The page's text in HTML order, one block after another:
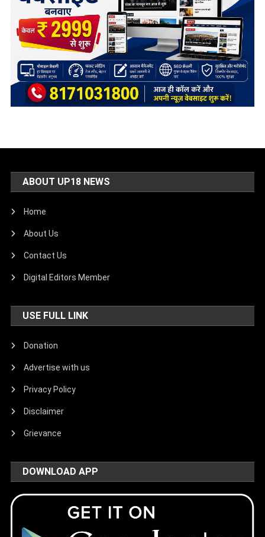
ABOUT UP18 NEWS
Home
About Us
Contact Us
Digital Editors Member
USE FULL LINK
Donation
Advertise with us
Privacy Policy
Disclaimer
Grievance
DOWNLOAD APP